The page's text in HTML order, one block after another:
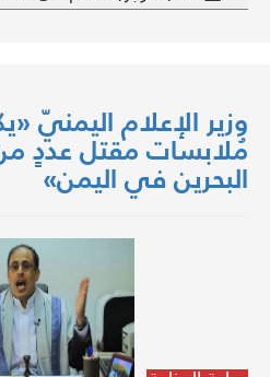
وزير الإعلام
مُلابسات مقتل عددٍ من
البحرين في اليمن»